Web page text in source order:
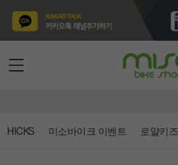
HICKS 미소바이크 이벤트 로얄키즈